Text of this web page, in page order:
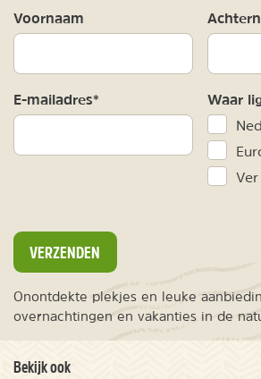
Voornaam
E-mailadres* Waar
VERZENDEN
Onontdekte plekjes en leuke
overnachtingen en vakanties in de
Bekijk ook